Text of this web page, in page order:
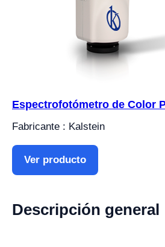
Espectrofotómetro de Color
Fabricante : Kalstein
Ver producto
Descripción general